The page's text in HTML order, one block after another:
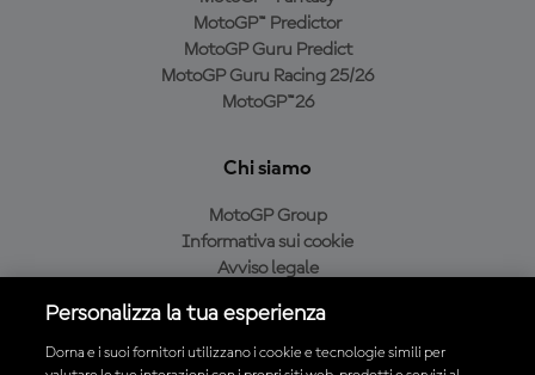
MotoGP™ Predictor
MotoGP Guru Predict
MotoGP Guru Racing 25/26
MotoGP™26
Chi siamo
MotoGP Group
Informativa sui cookie
Avviso legale
Condizioni di acquisto
Personalizza la tua esperienza
Dorna e i suoi fornitori utilizzano i cookie e tecnologie simili per